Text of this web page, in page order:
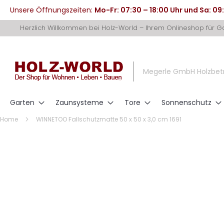
Unsere Öffnungszeiten: Mo-Fr: 07:30 – 18:00 Uhr und Sa:
zum
Herzlich Willkommen bei Holz-World – Ihrem Onlineshop für
Megerle GmbH
Garten Zaunsysteme Tore Sonnenschutz
Home WINNETOO Fallschutzmatte 50 x 50 x 3,0 cm 1691